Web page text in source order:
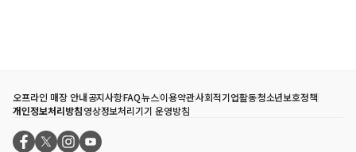
오프라인 매장 안내공지사항FAQ뉴스이용약관사회적기업활동청소년보호정책
개인정보처리방침영상정보처리기기 운영방침